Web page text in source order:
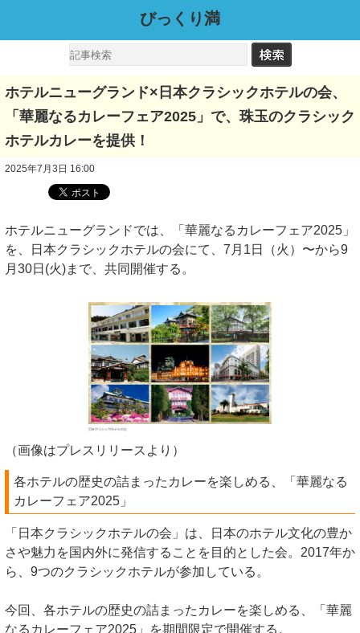
びっくり満
ホテルニューグランド×日本クラシックホテルの会、
「華麗なるカレーフェア2025」で、珠玉のクラシック
ホテルカレーを提供！
2025年7月3日 16:00
ホテルニューグランドでは、「華麗なるカレーフェア2025」
を、日本クラシックホテルの会にて、7月1日（火）〜から9
月30日(火)まで、共同開催する。
（画像はプレスリリースより）
各ホテルの歴史の詰まったカレーを楽しめる、「華麗なる
カレーフェア2025」
「日本クラシックホテルの会」は、日本のホテル文化の豊か
さや魅力を国内外に発信することを目的とした会。2017年か
ら、9つのクラシックホテルが参加している。
今回、各ホテルの歴史の詰まったカレーを楽しめる、「華麗
なるカレーフェア2025」を期間限定で開催する。